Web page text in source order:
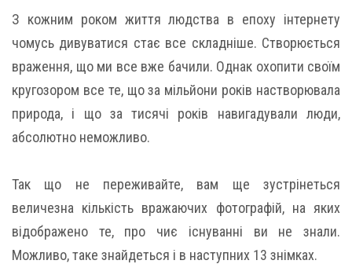
З кожним роком життя людства в епоху інтернету
чомусь дивуватися стає все складніше. Створюється
враження, що ми все вже бачили. Однак охопити своїм
кругозором все те, що за мільйони років настворювала
природа, і що за тисячі років навигадували люди,
абсолютно неможливо.
Так що не переживайте, вам ще зустрінеться
величезна кількість вражаючих фотографій, на яких
відображено те, про чиє існуванні ви не знали.
Можливо, таке знайдеться і в наступних 13 знімках.